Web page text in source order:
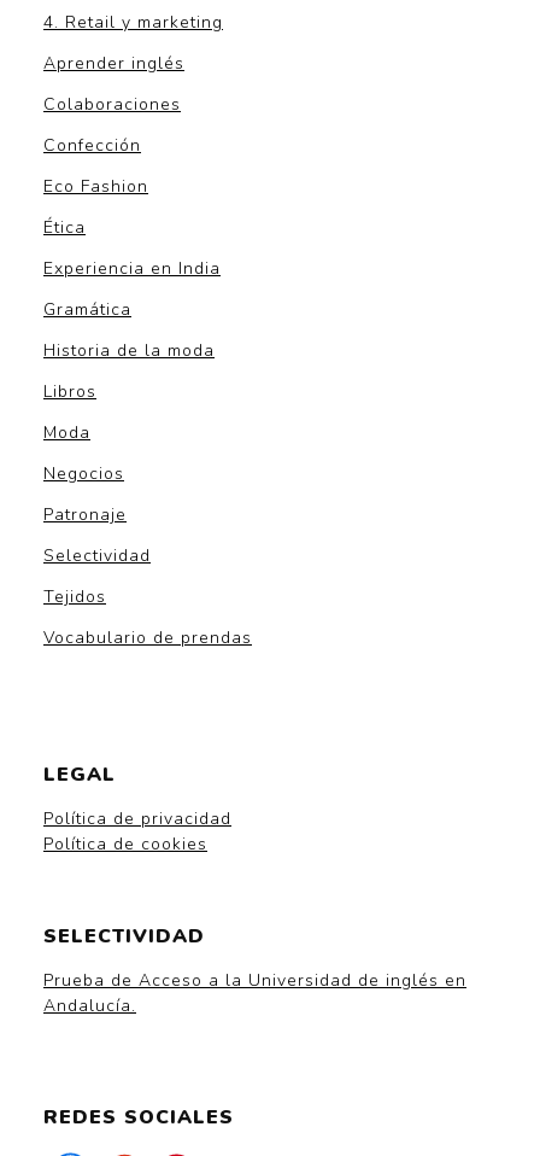
4. Retail y marketing
Aprender inglés
Colaboraciones
Confección
Eco Fashion
Ética
Experiencia en India
Gramática
Historia de la moda
Libros
Moda
Negocios
Patronaje
Selectividad
Tejidos
Vocabulario de prendas
LEGAL
Política de privacidad
Política de cookies
SELECTIVIDAD
Prueba de Acceso a la Universidad de inglés en
Andalucía.
REDES SOCIALES